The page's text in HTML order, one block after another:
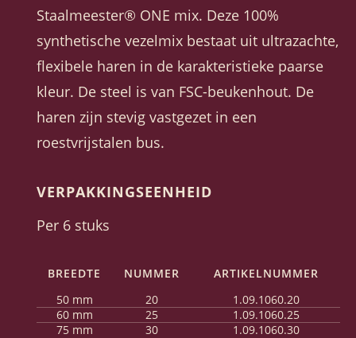
Staalmeester® ONE mix. Deze 100%
synthetische vezelmix bestaat uit ultrazachte,
flexibele haren in de karakteristieke paarse
kleur. De steel is van FSC-beukenhout. De
haren zijn stevig vastgezet in een
roestvrijstalen bus.
VERPAKKINGSEENHEID
Per 6 stuks
BREEDTE NUMMER
ARTIKELNUMMER
50 mm
20
1.09.1060.20
60 mm
25
1.09.1060.25
75 mm
30 1.09.1060.30